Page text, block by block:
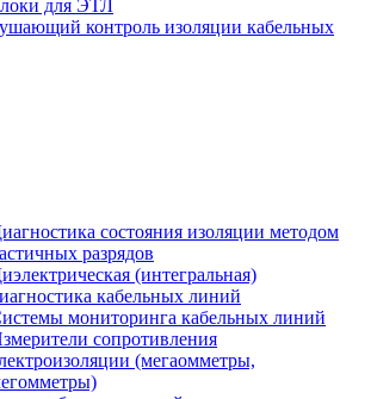
для ЭТЛ
контроль изоляции кабельных
состояния изоляции методом
разрядов
(интегральная)
кабельных линий
мониторинга кабельных линий
сопротивления
(мегаомметры,